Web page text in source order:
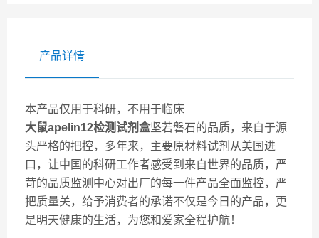
产品详情
本产品仅用于科研，不用于临床
大鼠apelin12检测试剂盒坚若磐石的品质，来自于源
头严格的把控，多年来，主要原材料试剂从美国进
口，让中国的科研工作者感受到来自世界的品质，严
苛的品质监测中心对出厂的每一件产品全面监控，严
把质量关，给予消费者的承诺不仅是今日的产品，更
是明天健康的生活，为您和爱家全程护航！